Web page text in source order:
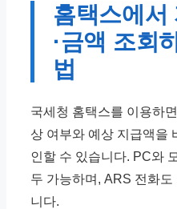
홈택스에서
·금액 조회
법
국세청 홈택스를 이용하
상 여부와 예상 지급액을
인할 수 있습니다. PC와
두 가능하며, ARS 전화도
니다.